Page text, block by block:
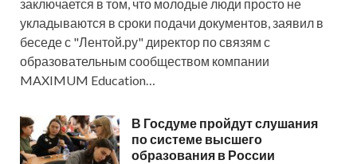
заключается в том, что молодые люди просто не
укладываются в сроки подачи документов, заявил в
беседе с "Лентой.ру" директор по связям с
образовательным сообществом компании
MAXIMUM Education…
В Госдуме пройдут слушания
по системе высшего
образования в России